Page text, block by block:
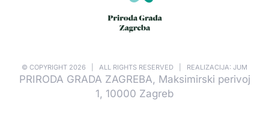
© COPYRIGHT 2026 | ALL RIGHTS RESERVED | REALIZACIJA: JUM
PRIRODA GRADA ZAGREBA, Maksimirski perivoj
1, 10000 Zagreb